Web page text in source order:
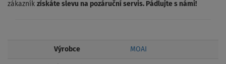
zákazník získáte slevu na pozáruční servis. Pádlujte s námi!
Výrobce MOAI